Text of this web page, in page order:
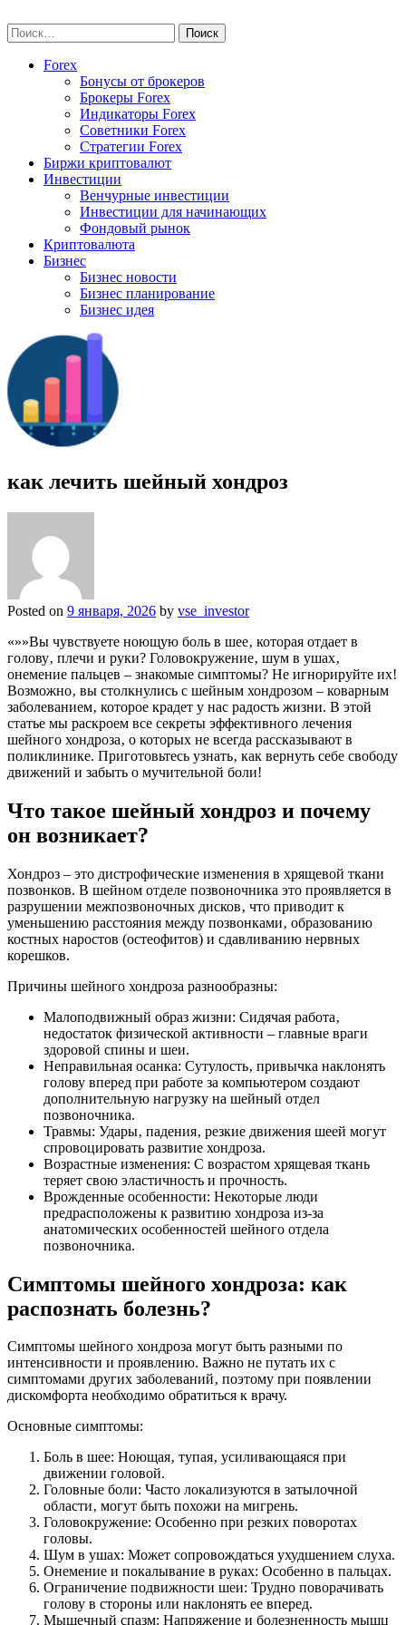
to
content
Найти:
Forex
Бонусы от брокеров
Брокеры Forex
Индикаторы Forex
Советники Forex
Стратегии Forex
Биржи криптовалют
Инвестиции
Венчурные инвестиции
Инвестиции для начинающих
Фондовый рынок
Криптовалюта
Бизнес
Бизнес новости
Бизнес планирование
Бизнес идея
как лечить шейный хондроз
Posted on 9 января, 2026 by vse_investor
«»»Вы чувствуете ноющую боль в шее‚ которая отдает в
голову‚ плечи и руки? Головокружение‚ шум в ушах‚
онемение пальцев – знакомые симптомы? Не игнорируйте их!
Возможно‚ вы столкнулись с шейным хондрозом – коварным
заболеванием‚ которое крадет у нас радость жизни. В этой
статье мы раскроем все секреты эффективного лечения
шейного хондроза‚ о которых не всегда рассказывают в
поликлинике. Приготовьтесь узнать‚ как вернуть себе свободу
движений и забыть о мучительной боли!
Что такое шейный хондроз и почему
он возникает?
Хондроз – это дистрофические изменения в хрящевой ткани
позвонков. В шейном отделе позвоночника это проявляется в
разрушении межпозвоночных дисков‚ что приводит к
уменьшению расстояния между позвонками‚ образованию
костных наростов (остеофитов) и сдавливанию нервных
корешков.
Причины шейного хондроза разнообразны:
Малоподвижный образ жизни: Сидячая работа‚
недостаток физической активности – главные враги
здоровой спины и шеи.
Неправильная осанка: Сутулость‚ привычка наклонять
голову вперед при работе за компьютером создают
дополнительную нагрузку на шейный отдел
позвоночника.
Травмы: Удары‚ падения‚ резкие движения шеей могут
спровоцировать развитие хондроза.
Возрастные изменения: С возрастом хрящевая ткань
теряет свою эластичность и прочность.
Врожденные особенности: Некоторые люди
предрасположены к развитию хондроза из-за
анатомических особенностей шейного отдела
позвоночника.
Симптомы шейного хондроза: как
распознать болезнь?
Симптомы шейного хондроза могут быть разными по
интенсивности и проявлению. Важно не путать их с
симптомами других заболеваний‚ поэтому при появлении
дискомфорта необходимо обратиться к врачу.
Основные симптомы:
Боль в шее: Ноющая‚ тупая‚ усиливающаяся при
движении головой.
Головные боли: Часто локализуются в затылочной
области‚ могут быть похожи на мигрень.
Головокружение: Особенно при резких поворотах
головы.
Шум в ушах: Может сопровождаться ухудшением слуха.
Онемение и покалывание в руках: Особенно в пальцах.
Ограничение подвижности шеи: Трудно поворачивать
голову в стороны или наклонять ее вперед.
Мышечный спазм: Напряжение и болезненность мышц